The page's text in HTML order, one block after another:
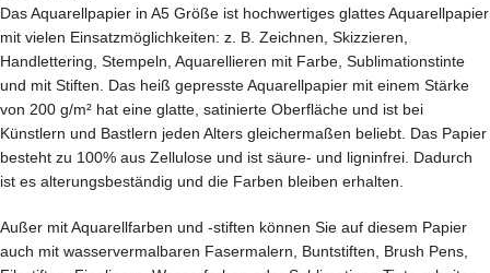
Das Aquarellpapier in A5 Größe ist hochwertiges glattes Aquarellpapier
mit vielen Einsatzmöglichkeiten: z. B. Zeichnen, Skizzieren,
Handlettering, Stempeln, Aquarellieren mit Farbe, Sublimationstinte
und mit Stiften. Das heiß gepresste Aquarellpapier mit einem Stärke
von 200 g/m² hat eine glatte, satinierte Oberfläche und ist bei
Künstlern und Bastlern jeden Alters gleichermaßen beliebt. Das Papier
besteht zu 100% aus Zellulose und ist säure- und ligninfrei. Dadurch
ist es alterungsbeständig und die Farben bleiben erhalten.
Außer mit Aquarellfarben und -stiften können Sie auf diesem Papier
auch mit wasservermalbaren Fasermalern, Buntstiften, Brush Pens,